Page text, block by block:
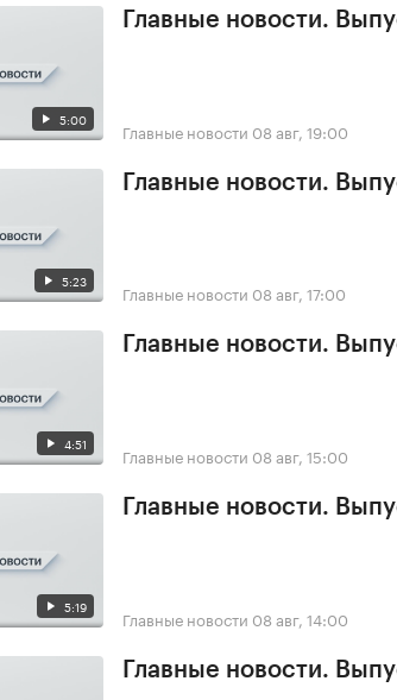
5:00
Главные новости.
Главные новости 08 авг, 19:00
5:23
Главные новости.
Главные новости 08 авг, 17:00
4:51
Главные новости.
Главные новости 08 авг, 15:00
5:19
Главные новости.
Главные новости 08 авг, 14:00
Главные новости.